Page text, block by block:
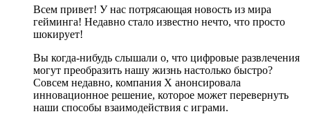
Всем привет! У нас потрясающая новость из мира
гейминга! Недавно стало известно нечто, что просто
шокирует!
Вы когда-нибудь слышали о, что цифровые развлечения
могут преобразить нашу жизнь настолько быстро?
Совсем недавно, компания X анонсировала
инновационное решение, которое может перевернуть
наши способы взаимодействия с играми.